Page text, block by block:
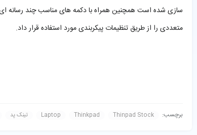
متعددی را از طریق تنظیمات پیکربندی مورد استفاده قرار داد.
برچسب: Laptop Thinkpad Thinpad Stock تینک پد